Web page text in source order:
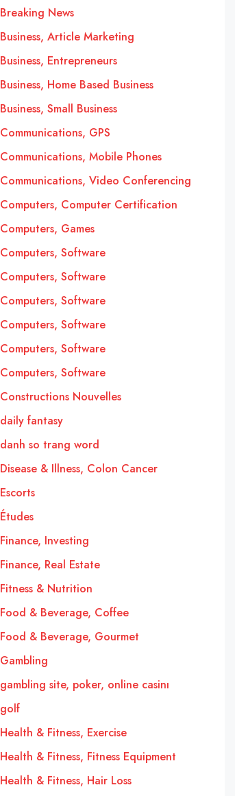
Breaking News
Business, Article Marketing
Business, Entrepreneurs
Business, Home Based Business
Business, Small Business
Communications, GPS
Communications, Mobile Phones
Communications, Video Conferencing
Computers, Computer Certification
Computers, Games
Computers, Software
Computers, Software
Computers, Software
Computers, Software
Computers, Software
Computers, Software
Constructions Nouvelles
daily fantasy
danh so trang word
Disease & Illness, Colon Cancer
Escorts
Études
Finance, Investing
Finance, Real Estate
Fitness & Nutrition
Food & Beverage, Coffee
Food & Beverage, Gourmet
Gambling
gambling site, poker, online casinı
golf
Health & Fitness, Exercise
Health & Fitness, Fitness Equipment
Health & Fitness, Hair Loss